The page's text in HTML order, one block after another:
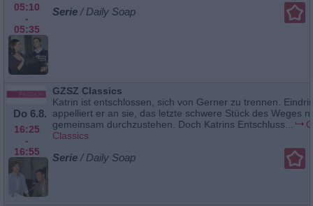
05:10
-
05:35
Serie / Daily Soap
Do 6.8.
16:25
-
16:55
GZSZ Classics
Katrin ist entschlossen, sich von Gerner zu trennen.
appelliert er an sie, das letzte schwere Stück des Weges
gemeinsam durchzustehen. Doch Katrins Entschluss...
Classics
Serie / Daily Soap